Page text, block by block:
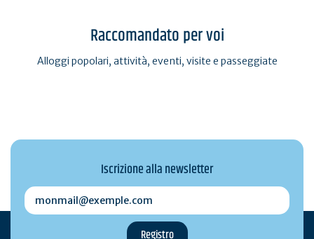
Raccomandato per voi
Alloggi popolari, attività, eventi, visite e passeggiate
Iscrizione alla newsletter
monmail@exemple.com